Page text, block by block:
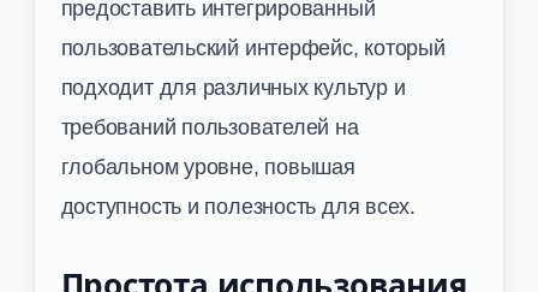
предоставить интегрированный
пользовательский интерфейс, который
подходит для различных культур и
требований пользователей на
глобальном уровне, повышая
доступность и полезность для всех.